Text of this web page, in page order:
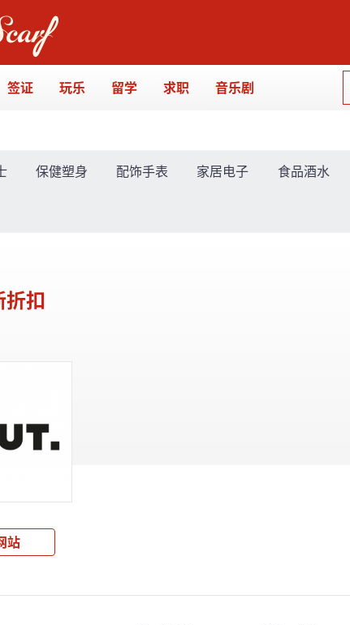
签证 玩乐 留学 求职 音乐剧
保健塑身 配饰手表 家居电子 食品酒水
扣
站